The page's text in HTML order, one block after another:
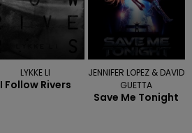
LYKKE LI
I Follow Rivers
JENNIFER LOPEZ & DAVID
GUETTA
Save Me Tonight